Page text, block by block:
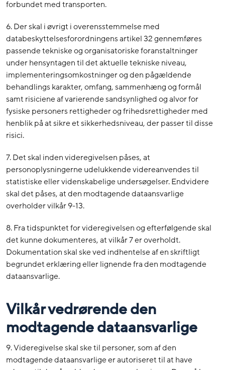
forbundet med transporten.
6. Der skal i øvrigt i overensstemmelse med
databeskyttelsesforordningens artikel 32 gennemføres
passende tekniske og organisatoriske foranstaltninger
under hensyntagen til det aktuelle tekniske niveau,
implementeringsomkostninger og den pågældende
behandlings karakter, omfang, sammenhæng og formål
samt risiciene af varierende sandsynlighed og alvor for
fysiske personers rettigheder og frihedsrettigheder med
henblik på at sikre et sikkerhedsniveau, der passer til disse
risici.
7. Det skal inden videregivelsen påses, at
personoplysningerne udelukkende videreanvendes til
statistiske eller videnskabelige undersøgelser. Endvidere
skal det påses, at den modtagende dataansvarlige
overholder vilkår 9-13.
8. Fra tidspunktet for videregivelsen og efterfølgende skal
det kunne dokumenteres, at vilkår 7 er overholdt.
Dokumentation skal ske ved indhentelse af en skriftligt
begrundet erklæring eller lignende fra den modtagende
dataansvarlige.
Vilkår vedrørende den
modtagende dataansvarlige
9. Videregivelse skal ske til personer, som af den
modtagende dataansvarlige er autoriseret til at have